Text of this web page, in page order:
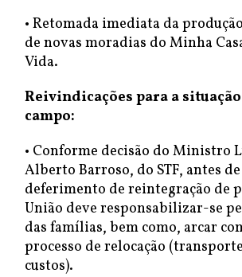
• Retomada imediata da
de novas moradias do Minha
Vida.
Reivindicações para a
campo:
• Conforme decisão do Ministro
Alberto Barroso, do STF, antes
deferimento de reintegração de
União deve responsabilizar-se
das famílias, bem como, arcar
processo de relocação
custos).